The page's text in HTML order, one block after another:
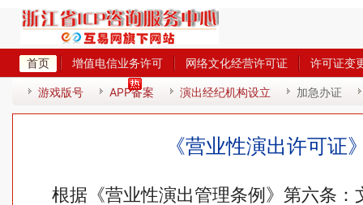
首页 增值电信业务许可 网络文化经营许可证
许可证变
热
游戏版号 APP备案 演出经纪机构设立 加急办证
《营业性演出许可证
根据《营业性演出管理条例》第六条：